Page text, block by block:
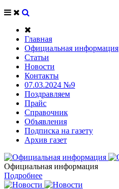
Главная
Официальная информация
Статьи
Новости
Контакты
07.03.2024 №9
Поздравляем
Прайс
Справочник
Объявления
Подписка на газету
Архив газет
Официальная информация
Подробнее